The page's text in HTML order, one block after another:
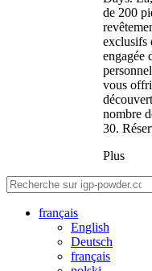
de 200
exclusifs
engagée
vous
nombre
30.
Plus
français
English
Deutsch
français